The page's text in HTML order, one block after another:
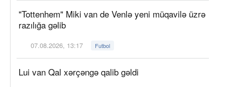
"Tottenhem" Miki van de Venlə yeni müqavilə üzrə
razılığa gəlib
07.08.2026, 13:17 Futbol
Lui van Qal xərçəngə qalib gəldi